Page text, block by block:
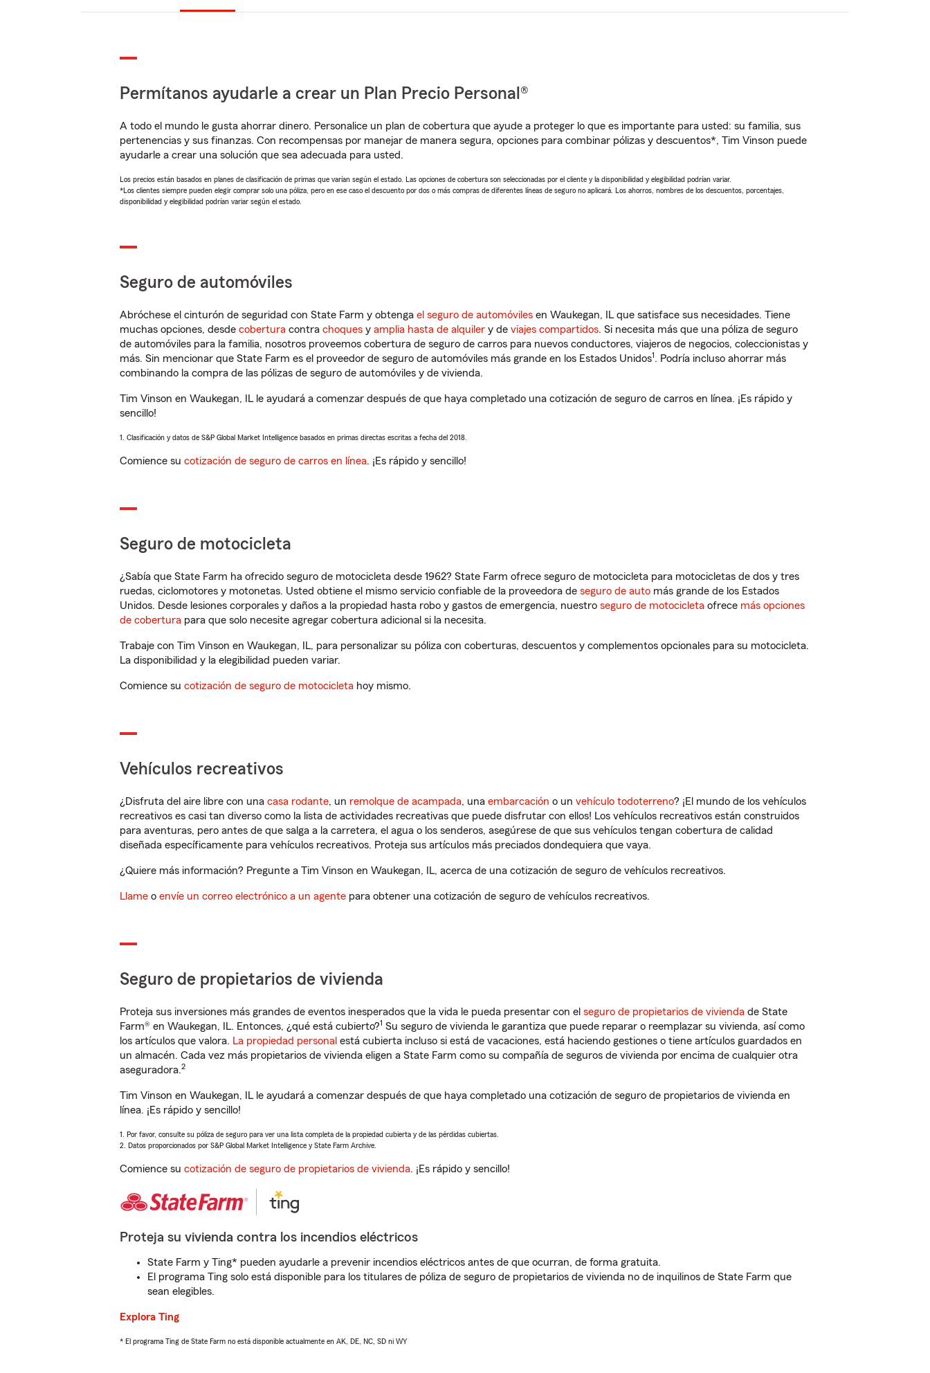
Permítanos ayudarle a crear un Plan Precio Personal®
A todo el mundo le gusta ahorrar dinero. Personalice un plan de cobertura que ayude a proteger lo que es importante para usted: su familia, sus
pertenencias y sus finanzas. Con recompensas por manejar de manera segura, opciones para combinar pólizas y descuentos*, Tim Vinson puede
ayudarle a crear una solución que sea adecuada para usted.
Los precios están basados en planes de clasificación de primas que varían según el estado. Las opciones de cobertura son seleccionadas por el cliente y la disponibilidad y elegibilidad podrían variar.
*Los clientes siempre pueden elegir comprar solo una póliza, pero en ese caso el descuento por dos o más compras de diferentes líneas de seguro no aplicará. Los ahorros, nombres de los descuentos, porcentajes,
disponibilidad y elegibilidad podrían variar según el estado.
Seguro de automóviles
Abróchese el cinturón de seguridad con State Farm y obtenga el seguro de automóviles en Waukegan, IL que satisface sus necesidades. Tiene
muchas opciones, desde cobertura contra choques y amplia hasta de alquiler y de viajes compartidos. Si necesita más que una póliza de seguro
de automóviles para la familia, nosotros proveemos cobertura de seguro de carros para nuevos conductores, viajeros de negocios, coleccionistas y
más. Sin mencionar que State Farm es el proveedor de seguro de automóviles más grande en los Estados Unidos1. Podría incluso ahorrar más
combinando la compra de las pólizas de seguro de automóviles y de vivienda.
Tim Vinson en Waukegan, IL le ayudará a comenzar después de que haya completado una cotización de seguro de carros en línea. ¡Es rápido y
sencillo!
1. Clasificación y datos de S&P Global Market Intelligence basados en primas directas escritas a fecha del 2018.
Comience su cotización de seguro de carros en línea. ¡Es rápido y sencillo!
Seguro de motocicleta
¿Sabía que State Farm ha ofrecido seguro de motocicleta desde 1962? State Farm ofrece seguro de motocicleta para motocicletas de dos y tres
ruedas, ciclomotores y motonetas. Usted obtiene el mismo servicio confiable de la proveedora de seguro de auto más grande de los Estados
Unidos. Desde lesiones corporales y daños a la propiedad hasta robo y gastos de emergencia, nuestro seguro de motocicleta ofrece más opciones
de cobertura para que solo necesite agregar cobertura adicional si la necesita.
Trabaje con Tim Vinson en Waukegan, IL, para personalizar su póliza con coberturas, descuentos y complementos opcionales para su motocicleta.
La disponibilidad y la elegibilidad pueden variar.
Comience su cotización de seguro de motocicleta hoy mismo.
Vehículos recreativos
¿Disfruta del aire libre con una casa rodante, un remolque de acampada, una embarcación o un vehículo todoterreno? ¡El mundo de los vehículos
recreativos es casi tan diverso como la lista de actividades recreativas que puede disfrutar con ellos! Los vehículos recreativos están construidos
para aventuras, pero antes de que salga a la carretera, el agua o los senderos, asegúrese de que sus vehículos tengan cobertura de calidad
diseñada específicamente para vehículos recreativos. Proteja sus artículos más preciados dondequiera que vaya.
¿Quiere más información? Pregunte a Tim Vinson en Waukegan, IL, acerca de una cotización de seguro de vehículos recreativos.
Llame o envíe un correo electrónico a un agente para obtener una cotización de seguro de vehículos recreativos.
Seguro de propietarios de vivienda
Proteja sus inversiones más grandes de eventos inesperados que la vida le pueda presentar con el seguro de propietarios de vivienda de State
Farm® en Waukegan, IL. Entonces, ¿qué está cubierto?1 Su seguro de vivienda le garantiza que puede reparar o reemplazar su vivienda, así como
los artículos que valora. La propiedad personal está cubierta incluso si está de vacaciones, está haciendo gestiones o tiene artículos guardados en
un almacén. Cada vez más propietarios de vivienda eligen a State Farm como su compañía de seguros de vivienda por encima de cualquier otra
aseguradora.2
Tim Vinson en Waukegan, IL le ayudará a comenzar después de que haya completado una cotización de seguro de propietarios de vivienda en
línea. ¡Es rápido y sencillo!
1. Por favor, consulte su póliza de seguro para ver una lista completa de la propiedad cubierta y de las pérdidas cubiertas.
2. Datos proporcionados por S&P Global Market Intelligence y State Farm Archive.
Comience su cotización de seguro de propietarios de vivienda. ¡Es rápido y sencillo!
Proteja su vivienda contra los incendios eléctricos
State Farm y Ting* pueden ayudarle a prevenir incendios eléctricos antes de que ocurran, de forma gratuita.
El programa Ting solo está disponible para los titulares de póliza de seguro de propietarios de vivienda no de inquilinos de State Farm que
sean elegibles.
Explora Ting
* El programa Ting de State Farm no está disponible actualmente en AK, DE, NC, SD ni WY